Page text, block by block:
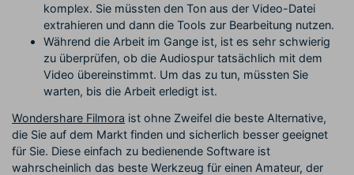
komplex. Sie müssten den Ton aus der Video-Datei
extrahieren und dann die Tools zur Bearbeitung nutzen.
Während die Arbeit im Gange ist, ist es sehr schwierig
zu überprüfen, ob die Audiospur tatsächlich mit dem
Video übereinstimmt. Um das zu tun, müssten Sie
warten, bis die Arbeit erledigt ist.
Wondershare Filmora ist ohne Zweifel die beste Alternative,
die Sie auf dem Markt finden und sicherlich besser geeignet
für Sie. Diese einfach zu bedienende Software ist
wahrscheinlich das beste Werkzeug für einen Amateur, der